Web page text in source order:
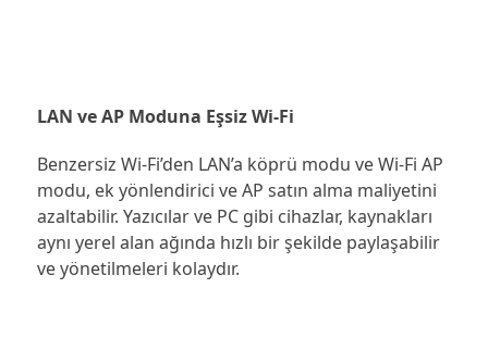
LAN ve AP Moduna Eşsiz Wi-Fi
Benzersiz Wi-Fi’den LAN’a köprü modu ve Wi-Fi AP
modu, ek yönlendirici ve AP satın alma maliyetini
azaltabilir. Yazıcılar ve PC gibi cihazlar, kaynakları
aynı yerel alan ağında hızlı bir şekilde paylaşabilir
ve yönetilmeleri kolaydır.